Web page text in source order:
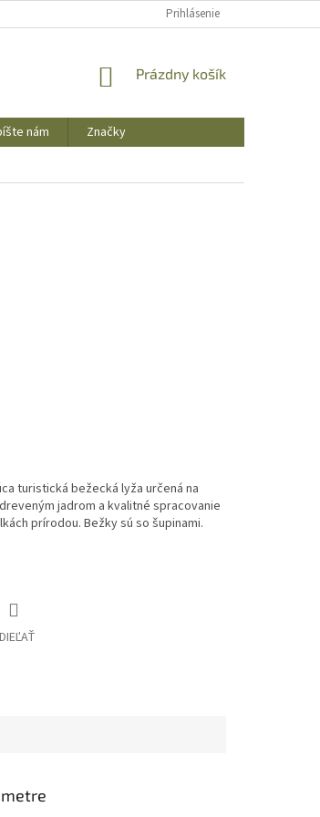
OBCHODNÉ PODMIENKYPrihlásenie
NÁKUPNÝ
Prázdny košík
nám
Značky
turistická bežecká lyža určená na
jadrom a kvalitné spracovanie
prírodou. Bežky sú so šupinami.